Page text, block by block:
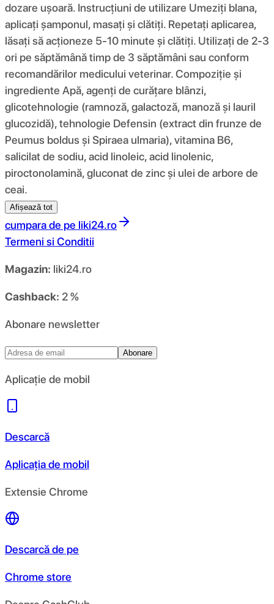
dozare ușoară. Instrucțiuni de utilizare Umeziți blana,
aplicați șamponul, masați și clătiți. Repetați aplicarea,
lăsați să acționeze 5-10 minute și clătiți. Utilizați de 2-3
ori pe săptămână timp de 3 săptămâni sau conform
recomandărilor medicului veterinar. Compoziție și
ingrediente Apă, agenți de curățare blânzi,
glicotehnologie (ramnoză, galactoză, manoză și lauril
glucozidă), tehnologie Defensin (extract din frunze de
Peumus boldus și Spiraea ulmaria), vitamina B6,
salicilat de sodiu, acid linoleic, acid linolenic,
piroctonolamină, gluconat de zinc și ulei de arbore de
ceai.
Afișează tot
cumpara de pe liki24.ro
Termeni si Conditii
Magazin: liki24.ro
Cashback: 2 %
Abonare newsletter
Abonare
Aplicație de mobil
Descarcă
Aplicația de mobil
Extensie Chrome
Descarcă de pe
Chrome store